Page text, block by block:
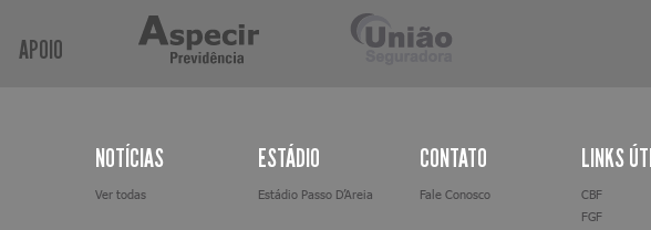
APOIO
NOTÍCIAS
Ver todas
ESTÁDIO
Estádio Passo D’Areia
CONTATO
Fale Conosco
LINKS
CBF
FGF